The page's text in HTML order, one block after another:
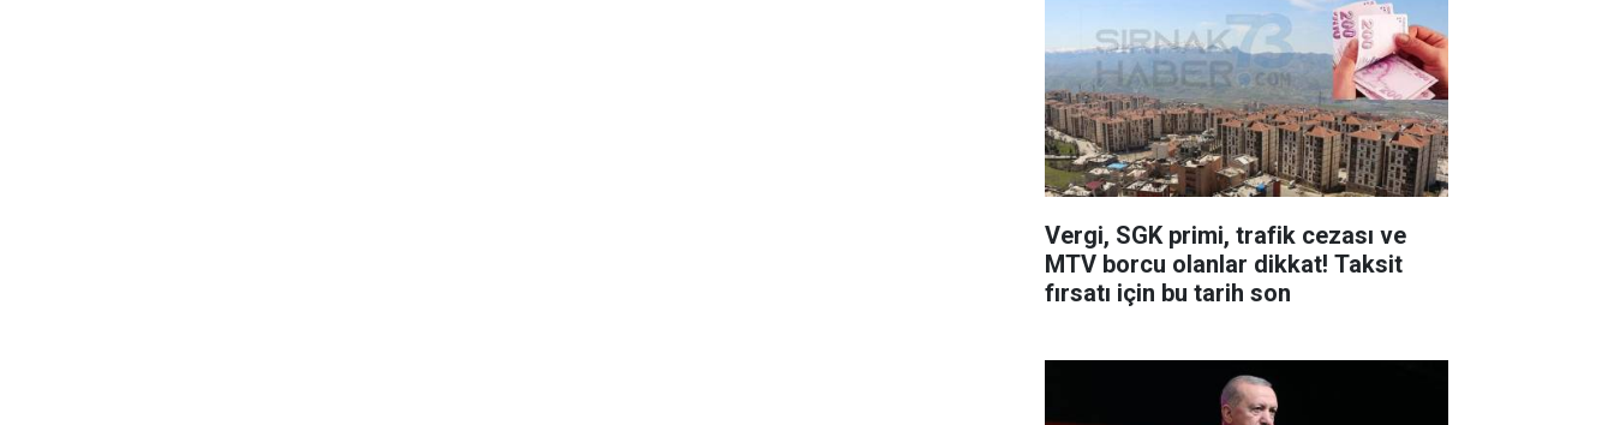
Vergi, SGK primi, trafik cezası ve
MTV borcu olanlar dikkat! Taksit
fırsatı için bu tarih son